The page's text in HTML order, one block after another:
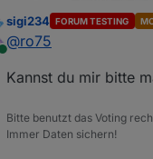
1.0.6:
Ro75.
Online
sigi234 FORUM TESTING
@ro75
Kannst du mir bitte
Bitte benutzt das Voting
Immer Daten sichern!